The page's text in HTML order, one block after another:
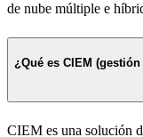
de nube múltiple e
¿Qué es CIEM
CIEM es una solución